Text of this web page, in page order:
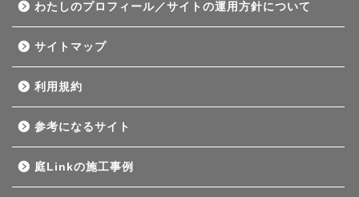
わたしのプロフィール／サイトの運用方針について
サイトマップ
利用規約
参考になるサイト
庭Linkの施工事例